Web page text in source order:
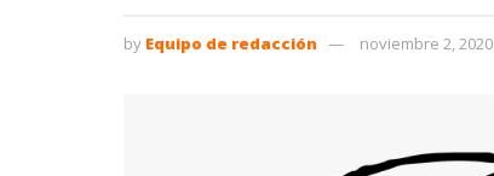
by Equipo de redacción noviembre 2, 2020